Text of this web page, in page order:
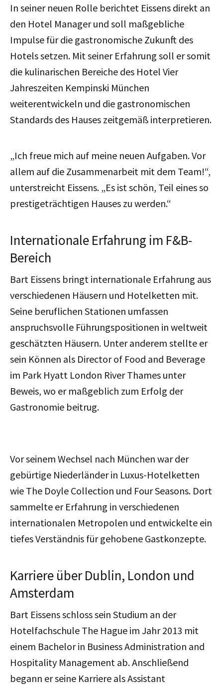
In seiner neuen Rolle berichtet Eissens direkt an
den Hotel Manager und soll maßgebliche
Impulse für die gastronomische Zukunft des
Hotels setzen. Mit seiner Erfahrung soll er somit
die kulinarischen Bereiche des Hotel Vier
Jahreszeiten Kempinski München
weiterentwickeln und die gastronomischen
Standards des Hauses zeitgemäß interpretieren.
„Ich freue mich auf meine neuen Aufgaben. Vor
allem auf die Zusammenarbeit mit dem Team!“,
unterstreicht Eissens. „Es ist schön, Teil eines so
prestigeträchtigen Hauses zu werden.“
Internationale Erfahrung im F&B-
Bereich
Bart Eissens bringt internationale Erfahrung aus
verschiedenen Häusern und Hotelketten mit.
Seine beruflichen Stationen umfassen
anspruchsvolle Führungspositionen in weltweit
geschätzten Häusern. Unter anderem stellte er
sein Können als Director of Food and Beverage
im Park Hyatt London River Thames unter
Beweis, wo er maßgeblich zum Erfolg der
Gastronomie beitrug.
Vor seinem Wechsel nach München war der
gebürtige Niederländer in Luxus-Hotelketten
wie The Doyle Collection und Four Seasons. Dort
sammelte er Erfahrung in verschiedenen
internationalen Metropolen und entwickelte ein
tiefes Verständnis für gehobene Gastkonzepte.
Karriere über Dublin, London und
Amsterdam
Bart Eissens schloss sein Studium an der
Hotelfachschule The Hague im Jahr 2013 mit
einem Bachelor in Business Administration and
Hospitality Management ab. Anschließend
begann er seine Karriere als Assistant